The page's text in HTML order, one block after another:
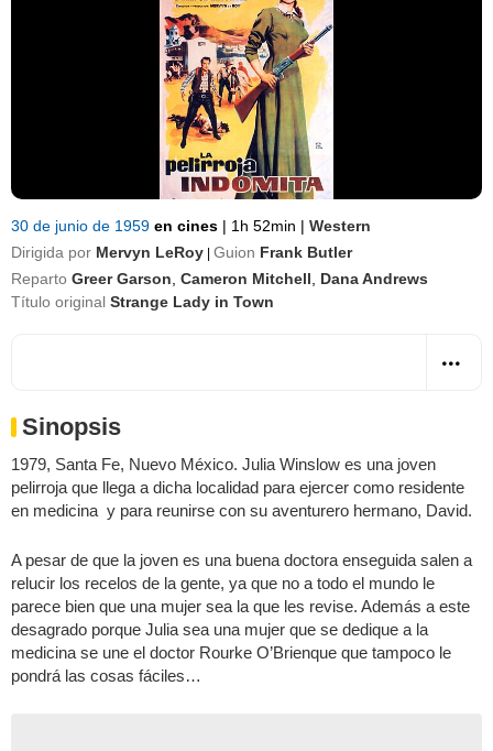
30 de junio de 1959 en cines | 1h 52min | Western
Dirigida por Mervyn LeRoy Guion Frank Butler
Reparto Greer Garson Cameron Mitchell
Dana Andrews
Título original Strange Lady in Town
Sinopsis
1979, Santa Fe, Nuevo México. Julia Winslow es una joven
pelirroja que llega a dicha localidad para ejercer como residente
en medicina y para reunirse con su aventurero hermano, David.
A pesar de que la joven es una buena doctora enseguida salen a
relucir los recelos de la gente, ya que no a todo el mundo le
parece bien que una mujer sea la que les revise. Además a este
desagrado porque Julia sea una mujer que se dedique a la
medicina se une el doctor Rourke O’Brienque que tampoco le
pondrá las cosas fáciles…